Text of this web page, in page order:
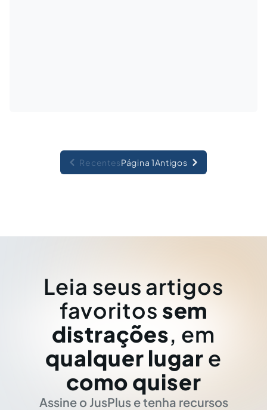
RecentesPágina 1Antigos
Leia seus artigos
favoritos sem
distrações, em
qualquer lugar e
como quiser
Assine o JusPlus e tenha recursos